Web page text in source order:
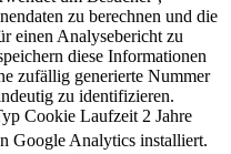
zu berechnen und die
einen Analysebericht zu
diese Informationen
zufällig generierte Nummer
zu identifizieren.
Cookie Laufzeit 2 Jahre
Google Analytics installiert.